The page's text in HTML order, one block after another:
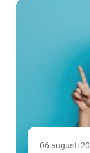
06 augusti